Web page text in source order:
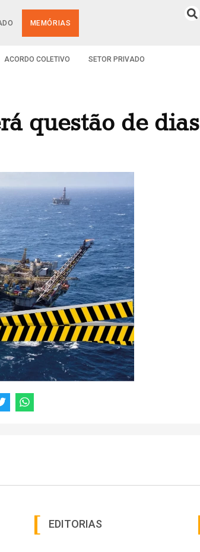
MEMÓRIAS
ACORDO COLETIVO SETOR PRIVADO
questão de dias
EDITORIAS